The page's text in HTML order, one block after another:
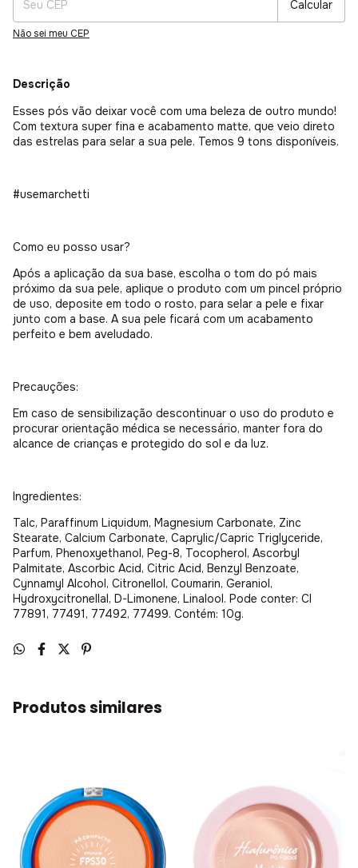
Calcular
Não sei meu CEP
Descrição
Esses pós vão deixar você com uma beleza de outro mundo!
Com textura super fina e acabamento matte, que veio direto
das estrelas para selar a sua pele. Temos 9 tons disponíveis.
#usemarchetti
Como eu posso usar?
Após a aplicação da sua base, escolha o tom do pó mais
próximo da sua pele, aplique o produto com um pincel próprio
de uso, deposite em todo o rosto, para selar a pele e fixar
junto com a base. A sua pele ficará com um acabamento
perfeito e bem aveludado.
Precauções:
Em caso de sensibilização descontinuar o uso do produto e
procurar orientação médica se necessário, manter fora do
alcance de crianças e protegido do sol e da luz.
Ingredientes:
Talc, Paraffinum Liquidum, Magnesium Carbonate, Zinc
Stearate, Calcium Carbonate, Caprylic/Capric Triglyceride,
Parfum, Phenoxyethanol, Peg-8, Tocopherol, Ascorbyl
Palmitate, Ascorbic Acid, Citric Acid, Benzyl Benzoate,
Cynnamyl Alcohol, Citronellol, Coumarin, Geraniol,
Hydroxycitronellal, D-Limonene, Linalool. Pode conter: CI
77891, 77491, 77492, 77499. Contém: 10g.
Produtos similares